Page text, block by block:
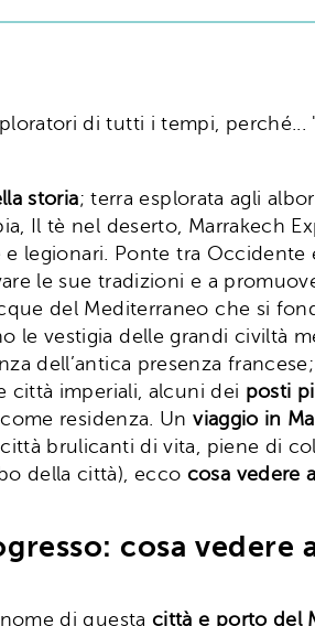
di tutti i tempi,
storia; terra esplorata agli
Il tè nel deserto, Marrakech
legionari. Ponte tra
le sue tradizioni e a
del Mediterraneo che si
vestigia delle grandi civiltà
dell’antica presenza
città imperiali, alcuni dei posti
residenza. Unviaggio in
brulicanti di vita, piene di
della città), ecco cosa vedere
cosa vedere
di questa città e porto del